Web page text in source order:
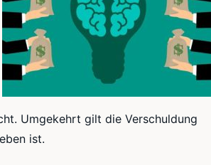
Umgekehrt gilt die Verschuldung
ist.